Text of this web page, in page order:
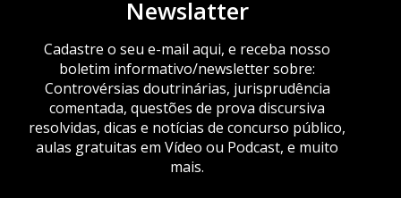
Newslatter
Cadastre o seu e-mail aqui, e receba nosso
boletim informativo/newsletter sobre:
Controvérsias doutrinárias, jurisprudência
comentada, questões de prova discursiva
resolvidas, dicas e notícias de concurso público,
aulas gratuitas em Vídeo ou Podcast, e muito
mais.